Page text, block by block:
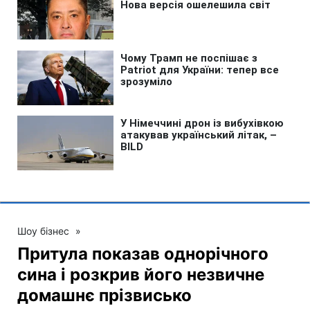
Шоу бізнес »
Притула показав однорічного
сина і розкрив його незвичне
домашнє прізвисько